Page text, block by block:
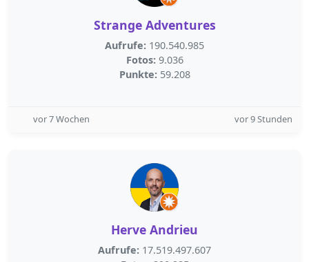
Strange Adventures
Aufrufe: 190.540.985
Fotos: 9.036
Punkte: 59.208
vor 7 Wochen vor 9 Stunden
Herve Andrieu
Aufrufe: 17.519.497.607